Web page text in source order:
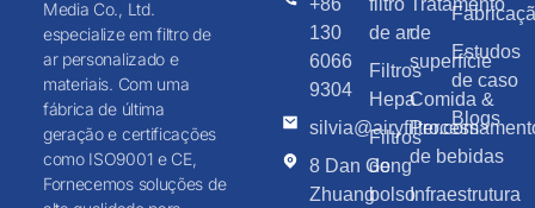
Media Co., Ltd.
especialize em filtro de
ar personalizado e
materiais. Com uma
fábrica de última
geração e certificações
como ISO9001 e CE,
Fornecemos soluções de
de ar
Filtros
Hepa
Filtros
de
bolso
de
superfície
Comida &
de bebidas
Infraestrutura
Estudos
de caso
Blogs
130
6066
9304
silvia@airyfilter.com
8 Dan Gong
Zhuang